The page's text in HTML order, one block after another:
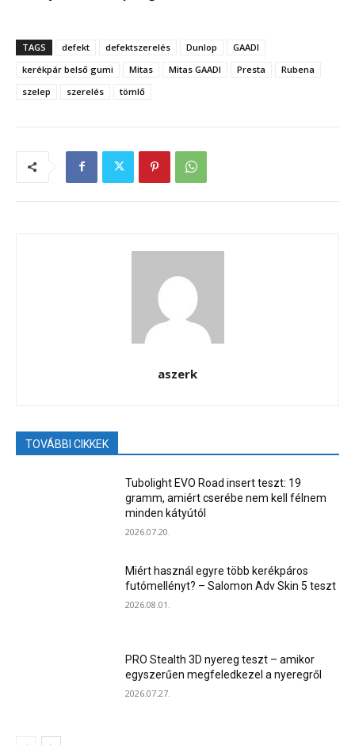
TAGS defekt defektszerelés Dunlop
GAADI
kerékpár belső gumi
Mitas Mitas GAADI Presta
Rubena
szelep
szerelés tömlő
aszerk
TOVÁBBI CIKKEK
Tubolight EVO Road insert teszt: 19
gramm, amiért cserébe nem kell félnem
minden kátyútól
2026.07.20.
Miért használ egyre több kerékpáros
futómellényt? – Salomon Adv Skin 5 teszt
2026.08.01.
PRO Stealth 3D nyereg teszt – amikor
egyszerűen megfeledkezel a nyeregről
2026.07.27.